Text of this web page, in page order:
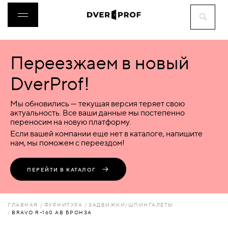
ДВЕРИ
ФУРНИТУРА
ВОРОТА
ПЕРЕГОРОДКИ
Переезжаем в новый
DverProf!
Мы обновились — текущая версия теряет свою
актуальность. Все ваши данные мы постепенно
переносим на новую платформу.
Если вашей компании еще нет в каталоге, напишите
нам, мы поможем с переездом!
ПЕРЕЙТИ В КАТАЛОГ
ГЛАВНАЯ ФУРНИТУРА
ЗАДВИЖКИ/ШПИНГАЛЕТЫ
BRAVO R-160 AB БРОНЗА